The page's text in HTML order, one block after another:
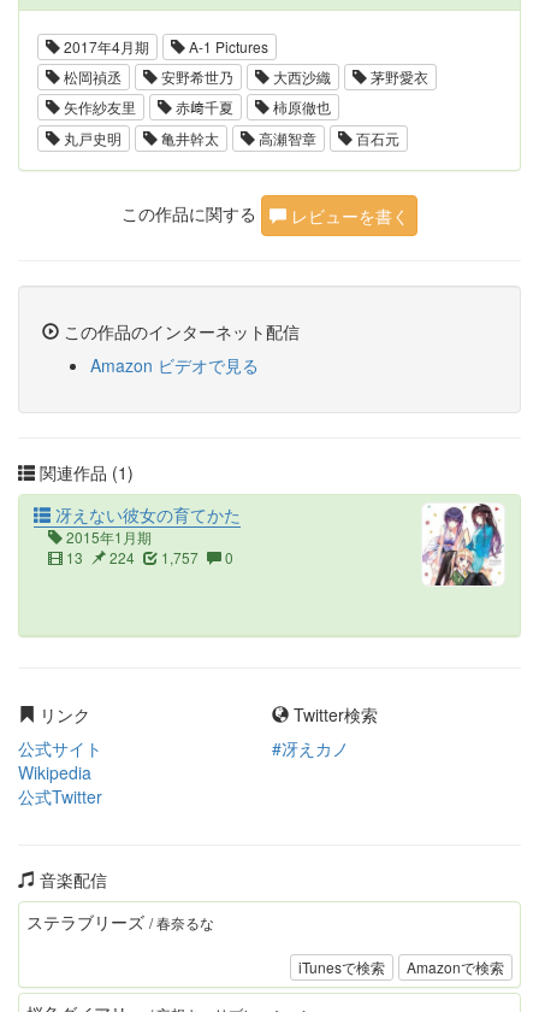
2017年4月期
A-1 Pictures
松岡禎丞
安野希世乃 大西沙織
茅野愛衣
矢作紗友里
赤﨑千夏
柿原徹也
丸戸史明
亀井幹太 高瀬智章 百石元
この作品に関する レビューを書く
この作品のインターネット配信
Amazon ビデオで見る
関連作品 (1)
冴えない彼女の育てかた
2015年1月期
13
224 1,757 0
リンク
公式サイト
Wikipedia
公式Twitter
Twitter検索
#冴えカノ
音楽配信
iTunesで検索 Amazonで検索
ステラブリーズ / 春奈るな